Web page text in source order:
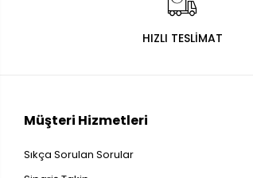
HIZLI TESLİMAT
Müşteri Hizmetleri
Sıkça Sorulan Sorular